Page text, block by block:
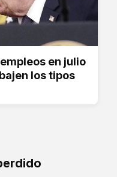
en julio
los tipos